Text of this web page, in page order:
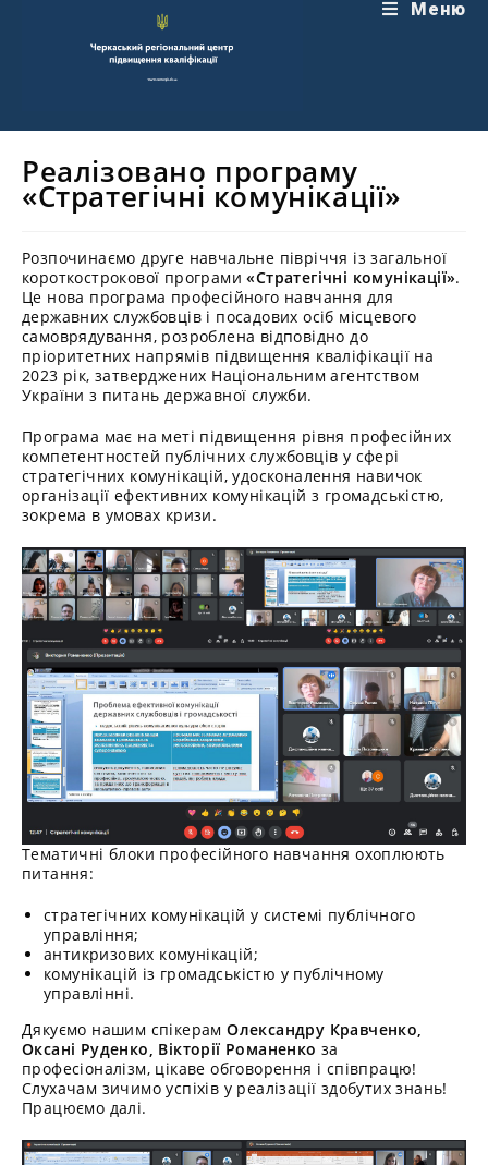
Меню
Реалізовано програму
«Стратегічні комунікації»
Розпочинаємо друге навчальне півріччя із загальної
короткострокової програми«Стратегічні комунікації».
Це нова програма професійного навчання для
державних службовців і посадових осіб місцевого
самоврядування, розроблена відповідно до
пріоритетних напрямів підвищення кваліфікації на
2023 рік, затверджених Національним агентством
України з питань державної служби.
Програма має на меті підвищення рівня професійних
компетентностей публічних службовців у сфері
стратегічних комунікацій, удосконалення навичок
організації ефективних комунікацій з громадськістю,
зокрема в умовах кризи.
Тематичні блоки професійного навчання охоплюють
питання:
стратегічних комунікацій у системі публічного
управління;
антикризових комунікацій;
комунікацій із громадськістю у публічному
управлінні.
Дякуємо нашим спікерамОлександру Кравченко,
Оксані Руденко, Вікторії Романенко за
професіоналізм, цікаве обговорення і співпрацю!
Слухачам зичимо успіхів у реалізації здобутих знань!
Працюємо далі.